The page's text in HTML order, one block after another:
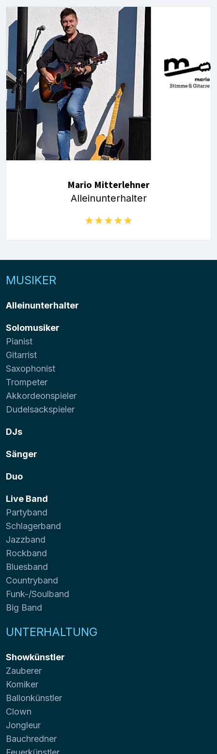
Mario Mitterlehner
Alleinunterhalter
MUSIKER
Alleinunterhalter
Solomusiker
Pianist
Gitarrist
Saxophonist
Trompeter
Akkordeonspieler
Dudelsackspieler
DJs
Sänger
Duo
Live Band
Partyband
Schlagerband
Jazzband
Rockband
Bluesband
Countryband
Funk-/Soulband
Big Band
UNTERHALTUNG
Showkünstler
Zauberer
Komiker
Ballonkünstler
Clown
Jongleur
Bauchredner